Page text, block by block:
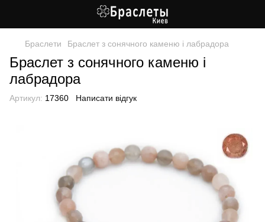
Браслети Браслет з сонячного каменю і лабрадора
Браслет з сонячного каменю і
лабрадора
Артикул: 17360 Написати відгук